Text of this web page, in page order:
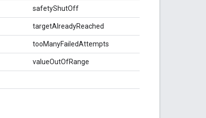
safetyShutOff
targetAlreadyReached
tooManyFailedAttempts
valueOutOfRange